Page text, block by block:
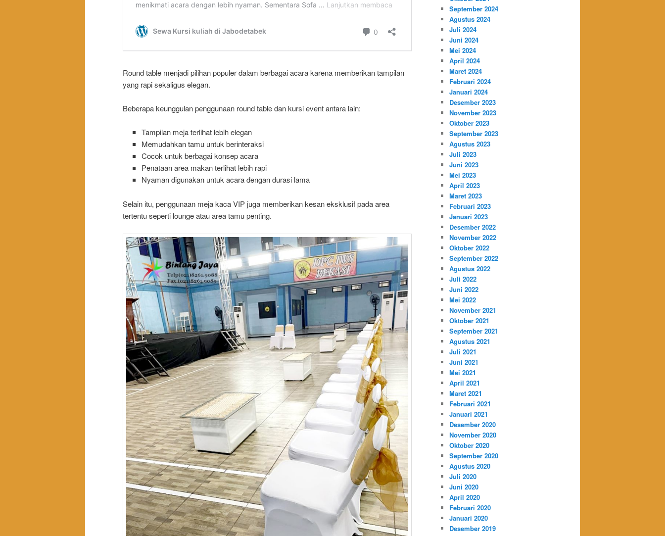
Round table menjadi pilihan populer dalam berbagai acara karena memberikan tampilan
yang rapi sekaligus elegan.
Beberapa keunggulan penggunaan round table dan kursi event antara lain:
Tampilan meja terlihat lebih elegan
Memudahkan tamu untuk berinteraksi
Cocok untuk berbagai konsep acara
Penataan area makan terlihat lebih rapi
Nyaman digunakan untuk acara dengan durasi lama
Selain itu, penggunaan meja kaca VIP juga memberikan kesan eksklusif pada area
tertentu seperti lounge atau area tamu penting.
September 2024
Agustus 2024
Juli 2024
Juni 2024
Mei 2024
April 2024
Maret 2024
Februari 2024
Januari 2024
Desember 2023
November 2023
Oktober 2023
September 2023
Agustus 2023
Juli 2023
Juni 2023
Mei 2023
April 2023
Maret 2023
Februari 2023
Januari 2023
Desember 2022
November 2022
Oktober 2022
September 2022
Agustus 2022
Juli 2022
Juni 2022
Mei 2022
November 2021
Oktober 2021
September 2021
Agustus 2021
Juli 2021
Juni 2021
Mei 2021
April 2021
Maret 2021
Februari 2021
Januari 2021
Desember 2020
November 2020
Oktober 2020
September 2020
Agustus 2020
Juli 2020
Juni 2020
April 2020
Februari 2020
Januari 2020
Desember 2019